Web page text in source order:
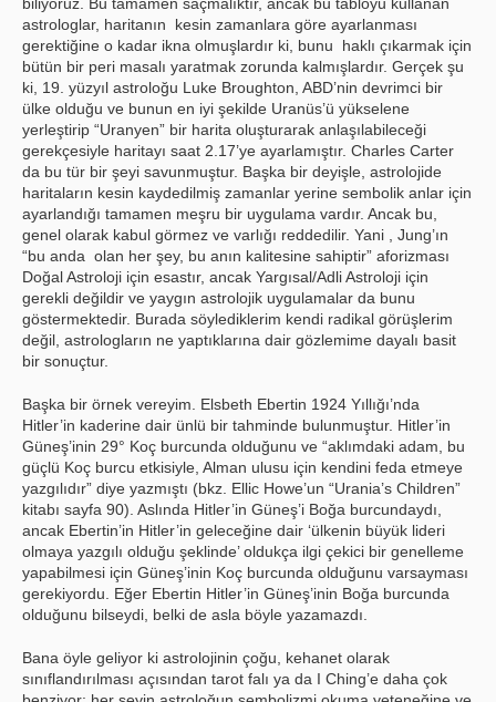
astrologlar, haritanın kesin zamanlara göre ayarlanması
gerektiğine o kadar ikna olmuşlardır ki, bunu haklı çıkarmak için
bütün bir peri masalı yaratmak zorunda kalmışlardır. Gerçek şu
ki, 19. yüzyıl astroloğu Luke Broughton, ABD’nin devrimci bir
ülke olduğu ve bunun en iyi şekilde Uranüs’ü yükselene
yerleştirip “Uranyen” bir harita oluşturarak anlaşılabileceği
gerekçesiyle haritayı saat 2.17’ye ayarlamıştır. Charles Carter
da bu tür bir şeyi savunmuştur. Başka bir deyişle, astrolojide
haritaların kesin kaydedilmiş zamanlar yerine sembolik anlar için
ayarlandığı tamamen meşru bir uygulama vardır. Ancak bu,
genel olarak kabul görmez ve varlığı reddedilir. Yani , Jung’ın
“bu anda olan her şey, bu anın kalitesine sahiptir” aforizması
Doğal Astroloji için esastır, ancak Yargısal/Adli Astroloji için
gerekli değildir ve yaygın astrolojik uygulamalar da bunu
göstermektedir. Burada söylediklerim kendi radikal görüşlerim
değil, astrologların ne yaptıklarına dair gözlemime dayalı basit
bir sonuçtur.
Başka bir örnek vereyim. Elsbeth Ebertin 1924 Yıllığı’nda
Hitler’in kaderine dair ünlü bir tahminde bulunmuştur. Hitler’in
Güneş’inin 29° Koç burcunda olduğunu ve “aklımdaki adam, bu
güçlü Koç burcu etkisiyle, Alman ulusu için kendini feda etmeye
yazgılıdır” diye yazmıştı (bkz. Ellic Howe’un “Urania’s Children”
kitabı sayfa 90). Aslında Hitler’in Güneş’i Boğa burcundaydı,
ancak Ebertin’in Hitler’in geleceğine dair ‘ülkenin büyük lideri
olmaya yazgılı olduğu şeklinde’ oldukça ilgi çekici bir genelleme
yapabilmesi için Güneş’inin Koç burcunda olduğunu varsayması
gerekiyordu. Eğer Ebertin Hitler’in Güneş’inin Boğa burcunda
olduğunu bilseydi, belki de asla böyle yazamazdı.
Bana öyle geliyor ki astrolojinin çoğu, kehanet olarak
sınıflandırılması açısından tarot falı ya da I Ching’e daha çok